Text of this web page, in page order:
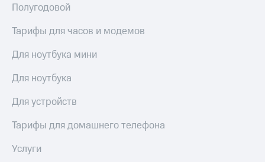
и
Все
товары
Полугодовой
Тарифы для часов и модемов
Для ноутбука мини
Для ноутбука
Для устройств
Тарифы для домашнего телефона
Услуги